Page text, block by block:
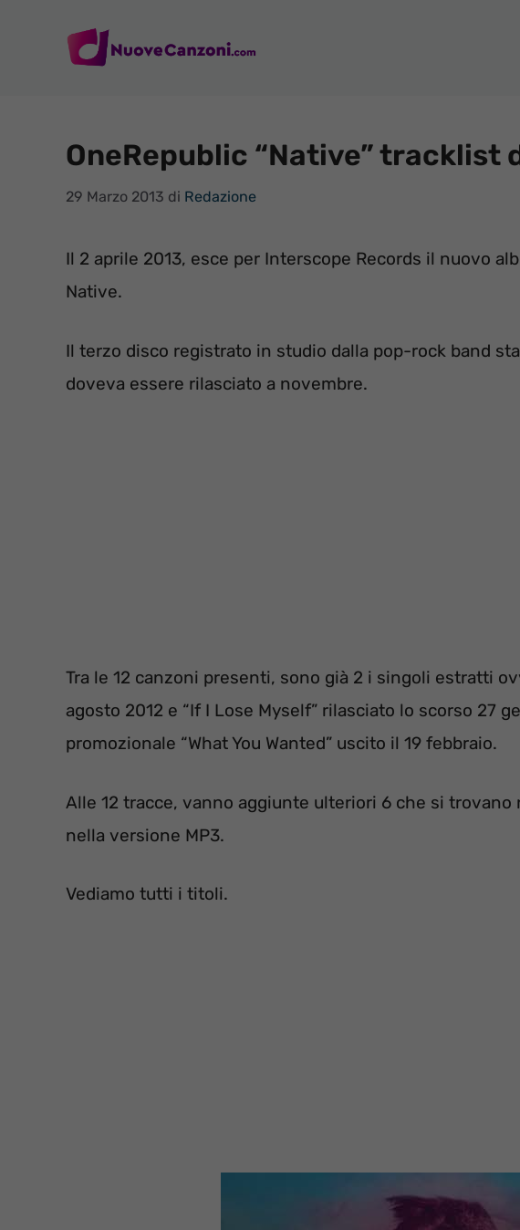
OneRepublic “Native” tracklist
29 Marzo 2013 di Redazione
Il 2 aprile 2013, esce per Interscope Records il nuovo
Native.
Il terzo disco registrato in studio dalla pop-rock band
doveva essere rilasciato a novembre.
Tra le 12 canzoni presenti, sono già 2 i singoli estratti
agosto 2012 e “If I Lose Myself” rilasciato lo scorso 27
promozionale “What You Wanted” uscito il 19 febbraio.
Alle 12 tracce, vanno aggiunte ulteriori 6 che si
nella versione MP3.
Vediamo tutti i titoli.